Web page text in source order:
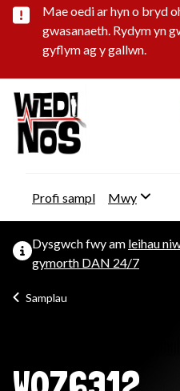
Rhybudd
Mae oedi ar hyn o bryd
gwasanaeth. Rydym yn
gyflym ag y gallwn.
Profi sampl Mwy
Dysgwch fwy am leihau
gymorth DAN 24/7
Samplau